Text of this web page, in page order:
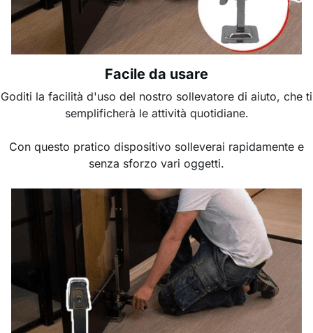
Facile da usare
Goditi la facilità d'uso del nostro sollevatore di aiuto, che ti
semplificherà le attività quotidiane.
Con questo pratico dispositivo solleverai rapidamente e
senza sforzo vari oggetti.